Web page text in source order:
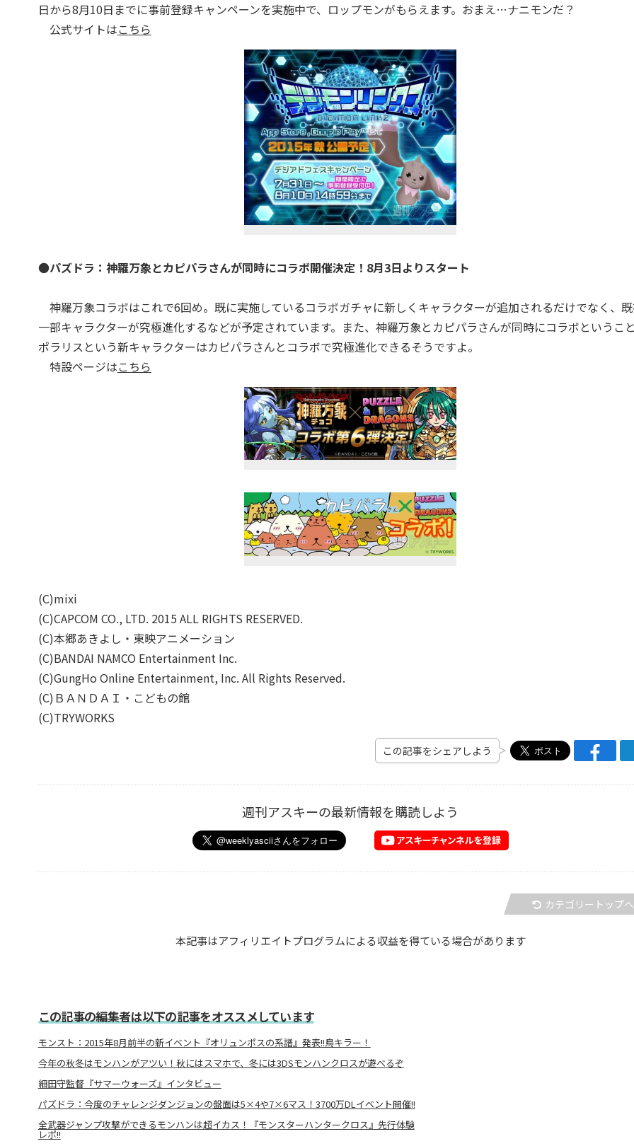
日から8月10日までに事前登録キャンペーンを実施中で、ロップモンがもらえます。おまえ…ナニモンだ？
公式サイトはこちら
●パズドラ：神羅万象とカピパラさんが同時にコラボ開催決定！8月3日よりスタート
神羅万象コラボはこれで6回め。既に実施しているコラボガチャに新しくキャラクターが追加されるだけでなく、
一部キャラクターが究極進化するなどが予定されています。また、神羅万象とカピパラさんが同時にコラボというこ
ポラリスという新キャラクターはカピパラさんとコラボで究極進化できるそうですよ。
特設ページはこちら
(C)mixi
(C)CAPCOM CO., LTD. 2015 ALL RIGHTS RESERVED.
(C)本郷あきよし・東映アニメーション
(C)BANDAI NAMCO Entertainment Inc.
(C)GungHo Online Entertainment, Inc. All Rights Reserved.
(C)ＢＡＮＤＡＩ・こどもの館
(C)TRYWORKS
この記事をシェアしよう
週刊アスキーの最新情報を購読しよう
カテゴリートップへ
本記事はアフィリエイトプログラムによる収益を得ている場合があります
この記事の編集者は以下の記事をオススメしています
モンスト：2015年8月前半の新イベント『オリュンポスの系譜』発表!!鳥キラー！
今年の秋冬はモンハンがアツい！秋にはスマホで、冬には3DSモンハンクロスが遊べるぞ
細田守監督『サマーウォーズ』インタビュー
パズドラ：今度のチャレンジダンジョンの盤面は5×4や7×6マス！3700万DLイベント開催!!
全武器ジャンプ攻撃ができるモンハンは超イカス！『モンスターハンタークロス』先行体験
レポ!!